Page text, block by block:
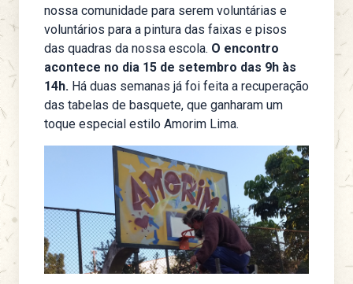
nossa comunidade para serem voluntárias e
voluntários para a pintura das faixas e pisos
das quadras da nossa escola. O encontro
acontece no dia 15 de setembro das 9h às
14h. Há duas semanas já foi feita a recuperação
das tabelas de basquete, que ganharam um
toque especial estilo Amorim Lima.